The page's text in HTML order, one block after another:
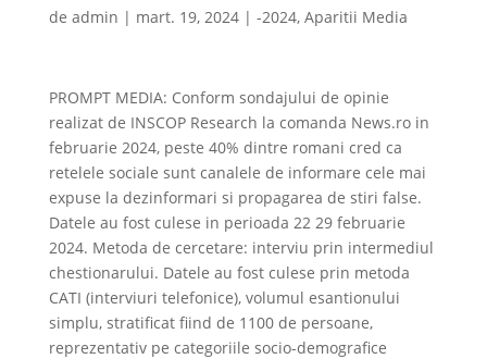
de admin | mart. 19, 2024| -2024, Aparitii Media
PROMPT MEDIA: Conform sondajului de opinie
realizat de INSCOP Research la comanda News.ro in
februarie 2024, peste 40% dintre romani cred ca
retelele sociale sunt canalele de informare cele mai
expuse la dezinformari si propagarea de stiri false.
Datele au fost culese in perioada 22 29 februarie
2024. Metoda de cercetare: interviu prin intermediul
chestionarului. Datele au fost culese prin metoda
CATI (interviuri telefonice), volumul esantionului
simplu, stratificat fiind de 1100 de persoane,
reprezentativ pe categoriile socio-demografice